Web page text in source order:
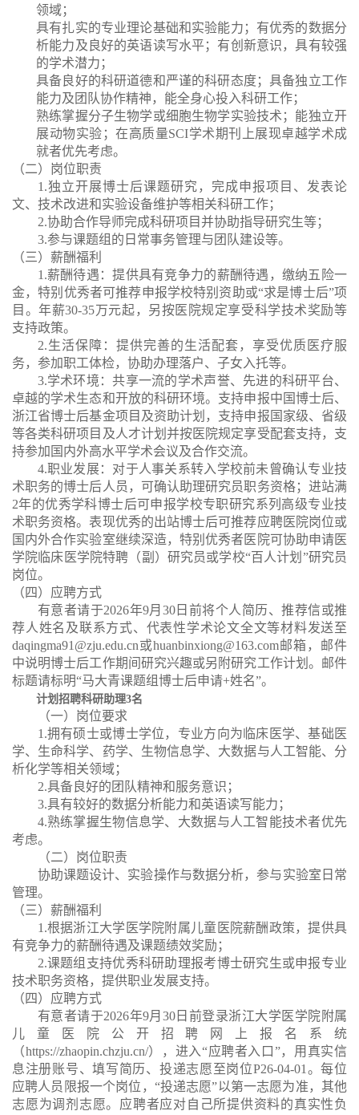
领域；
具有扎实的专业理论基础和实验能力；有优秀的数据分
析能力及良好的英语读写水平；有创新意识，具有较强
的学术潜力；
具备良好的科研道德和严谨的科研态度；具备独立工作
能力及团队协作精神，能全身心投入科研工作；
熟练掌握分子生物学或细胞生物学实验技术；能独立开
展动物实验；在高质量SCI学术期刊上展现卓越学术成
就者优先考虑。
（二） 岗位职责
1.独立开展博士后课题研究，完成申报项目、发表论
文、技术改进和实验设备维护等相关科研工作；
2.协助合作导师完成科研项目并协助指导研究生等；
3.参与课题组的日常事务管理与团队建设等。
（三）薪酬福利
1.薪酬待遇：提供具有竞争力的薪酬待遇，缴纳五险一
金，特别优秀者可推荐申报学校特别资助或“求是博士后”项
目。年薪30-35万元起，另按医院规定享受科学技术奖励等
支持政策。
2.生活保障：提供完善的生活配套，享受优质医疗服
务，参加职工体检，协助办理落户、子女入托等。
3.学术环境：共享一流的学术声誉、先进的科研平台、
卓越的学术生态和开放的科研环境。支持申报中国博士后、
浙江省博士后基金项目及资助计划，支持申报国家级、省级
等各类科研项目及人才计划并按医院规定享受配套支持，支
持参加国内外高水平学术会议及合作交流。
4.职业发展：对于人事关系转入学校前未曾确认专业技
术职务的博士后人员，可确认助理研究员职务资格；进站满
2年的优秀学科博士后可申报学校专职研究系列高级专业技
术职务资格。表现优秀的出站博士后可推荐应聘医院岗位或
国内外合作实验室继续深造，特别优秀者医院可协助申请医
学院临床医学院特聘（副）研究员或学校“百人计划”研究员
岗位。
（四）应聘方式
有意者请于2026年9月 30日前将个人简历、推荐信或推
荐人姓名及联系方式、代表性学术论文全文等材料发送至
daqingma91@zju.edu.cn或huanbinxiong@163.com邮箱，邮件
中说明博士后工作期间研究兴趣或另附研究工作计划。邮件
标题请标明“马大青课题组博士后申请+姓名”。
计划招聘科研助理3名
（一）岗位要求
1.拥有硕士或博士学位，专业方向为临床医学、基础医
学、生命科学、药学、生物信息学、大数据与人工智能、分
析化学等相关领域；
2.具备良好的团队精神和服务意识；
3.具有较好的数据分析能力和英语读写能力；
4.熟练掌握生物信息学、大数据与人工智能技术者优先
考虑。
（二）岗位职责
协助课题设计、实验操作与数据分析，参与实验室日常
管理。
（三）薪酬福利
1.根据浙江大学医学院附属儿童医院薪酬政策，提供具
有竞争力的薪酬待遇及课题绩效奖励；
2.课题组支持优秀科研助理报考博士研究生或申报专业
技术职务资格，提供职业发展支持。
（四）应聘方式
有意者请于2026年9月 30日前登录浙江大学医学院附属
儿童医院公开招聘网上报名系统
（https://zhaopin.chzju.cn/），进入“应聘者入口”，用真实信
息注册账号、填写简历、投递志愿至岗位P26-04-01 。每位
应聘人员限报一个岗位，“投递志愿”以第一志愿为准，其他
志愿为调剂志愿。应聘者应对自己所提供资料的真实性负